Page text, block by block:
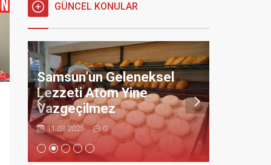
GÜNCEL KONULAR
Samsun’un Geleneksel
Lezzeti Atom Yine
Vazgeçilmez
11.03.2025 0